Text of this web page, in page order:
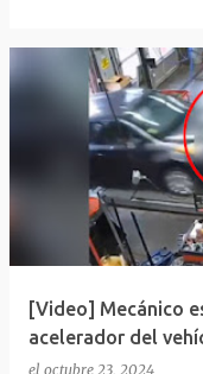
[Video] Mecánico
acelerador del
el octubre 23, 2024